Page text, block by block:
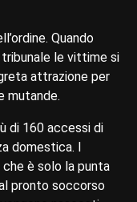
Quando
tribunale le vittime si
attrazione per
mutande.
di 160 accessi di
domestica. I
è solo la punta
pronto soccorso